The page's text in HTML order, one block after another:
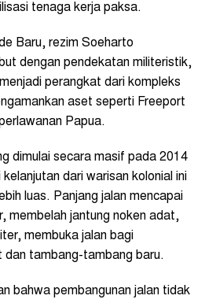
tenaga kerja paksa.
Baru, rezim Soeharto
dengan pendekatan militeristik,
perangkat dari kompleks
aset seperti Freeport
Papua.
dimulai secara masif pada 2014
dari warisan kolonial ini
luas. Panjang jalan mencapai
membelah jantung noken adat,
membuka jalan bagi
dan tambang-tambang baru.
bahwa pembangunan jalan tidak